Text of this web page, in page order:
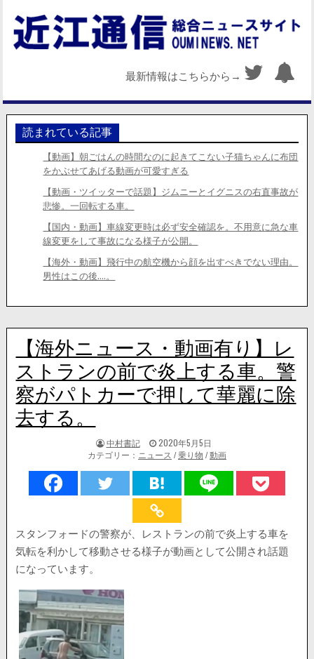
最新情報はこちらから→
読まれている記事
【動画】朝ごはんの時間なのに起きてこない子猫ちゃんに布団
をかぶせてあげる動画が可愛すぎる
【動画・ツイッターで話題】ジムニーとイグニスの右直事故が
悲惨。一回転する車。
【国内・動画】車線変更時は必ず安全確認を。不用意に急な車
線変更をして事故になる様子が公開。
【海外・動画】飛行中の航空機から顔を出すべきでない理由。
男性はこの後….。
【海外ニュース・動画有り】レ
ストランの前で炎上する車。警
察がパトカーで押して華麗に除
去する。
著
者:
中村書記
掲
載
日：
2020年5月5日
カテゴリー： ニュース /乗り物 /動画
スタンフォードの警察が、レストランの前で炎上する車を
気転を利かして移動させる様子が動画として公開され話題
になっています。